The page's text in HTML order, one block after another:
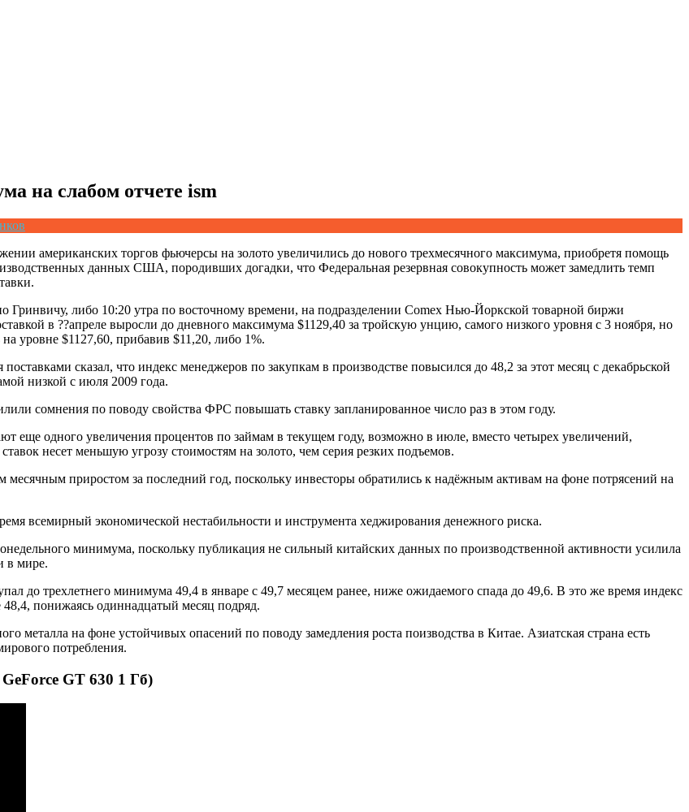
на слабом отчете ism
американских торгов фьючерсы на золото увеличились до нового трехмесячного максимума, приобретя помощь
данных США, породивших догадки, что Федеральная резервная совокупность может замедлить темп
Гринвичу, либо 10:20 утра по восточному времени, на подразделении Comex Нью-Йоркской товарной биржи
в ??апреле выросли до дневного максимума $1129,40 за тройскую унцию, самого низкого уровня с 3 ноября, но
на уровне $1127,60, прибавив $11,20, либо 1%.
сказал, что индекс менеджеров по закупкам в производстве повысился до 48,2 за этот месяц с декабрьской
низкой с июля 2009 года.
сомнения по поводу свойства ФРС повышать ставку запланированное число раз в этом году.
еще одного увеличения процентов по займам в текущем году, возможно в июле, вместо четырех увеличений,
несет меньшую угрозу стоимостям на золото, чем серия резких подъемов.
приростом за последний год, поскольку инвесторы обратились к надёжным активам на фоне потрясений на
всемирный экономической нестабильности и инструмента хеджирования денежного риска.
минимума, поскольку публикация не сильный китайских данных по производственной активности усилила
в мире.
до трехлетнего минимума 49,4 в январе с 49,7 месяцем ранее, ниже ожидаемого спада до 49,6. В это же время индекс
понижаясь одиннадцатый месяц подряд.
металла на фоне устойчивых опасений по поводу замедления роста поизводства в Китае. Азиатская страна есть
потребления.
GT 630 1 Гб)